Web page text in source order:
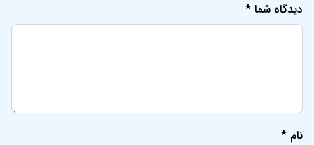
دیدگاه شما *
نام *